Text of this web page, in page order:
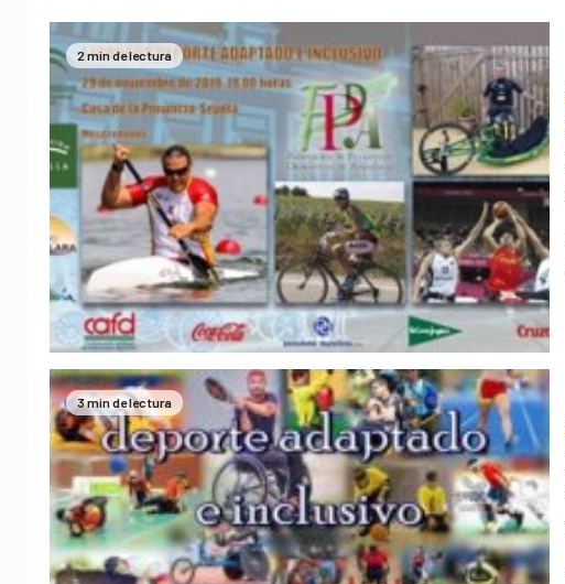
2 min de lectura
3 min de lectura